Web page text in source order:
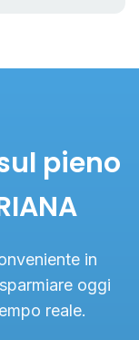
pieno
in
oggi
reale.